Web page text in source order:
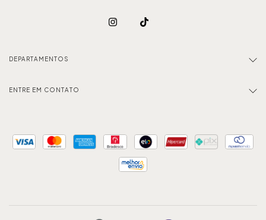
DEPARTAMENTOS
ENTRE EM CONTATO